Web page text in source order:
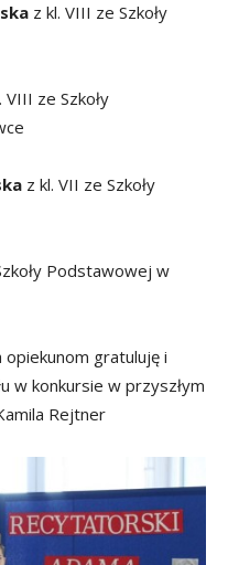
z kl. VIII ze Szkoły
VIII ze Szkoły
z kl. VII ze Szkoły
Podstawowej w
gratuluję i
w konkursie w przyszłym
Rejtner